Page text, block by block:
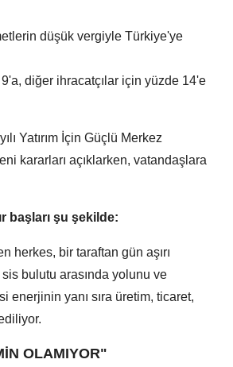
düşük vergiyle Türkiye'ye
diğer ihracatçılar için yüzde 14'e
Yatırım İçin Güçlü Merkez
kararları açıklarken, vatandaşlara
başları şu şekilde:
herkes, bir taraftan gün aşırı
bulutu arasında yolunu ve
enerjinin yanı sıra üretim, ticaret,
OLAMIYOR"